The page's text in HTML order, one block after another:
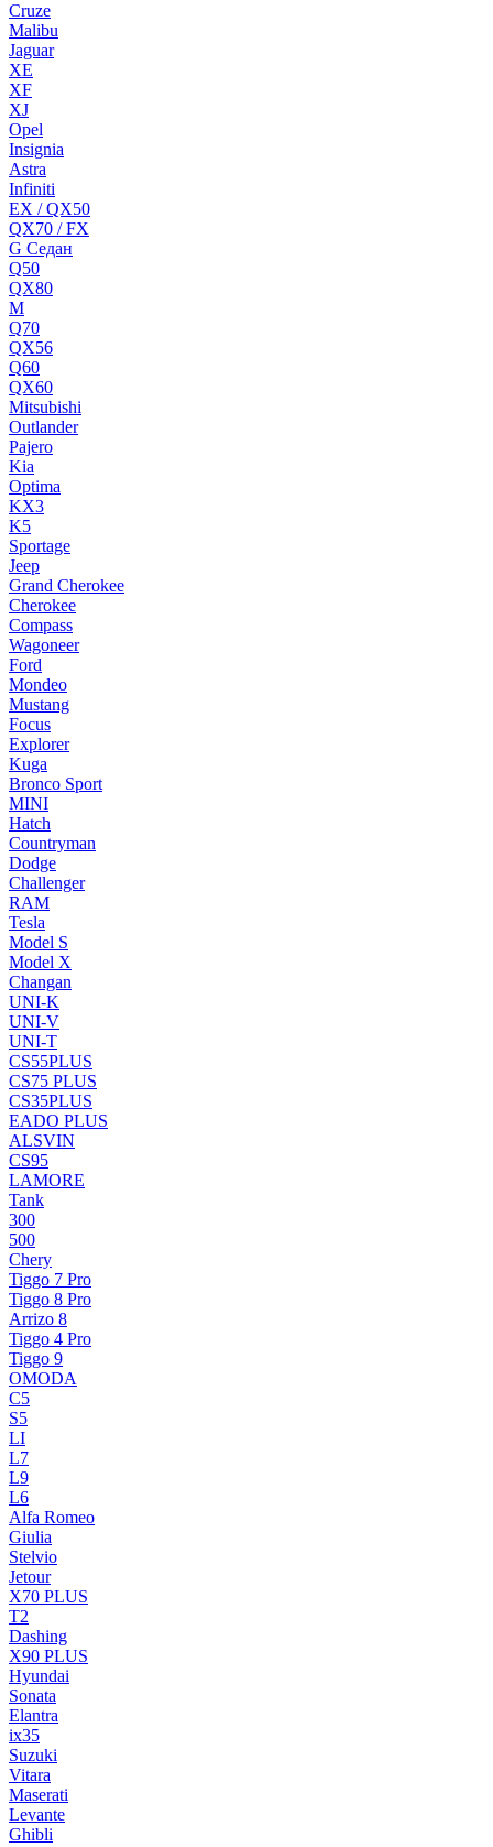
Cruze
Malibu
Jaguar
XE
XF
XJ
Opel
Insignia
Astra
Infiniti
EX / QX50
QX70 / FX
G Cедан
Q50
QX80
M
Q70
QX56
Q60
QX60
Mitsubishi
Outlander
Pajero
Kia
Optima
KX3
K5
Sportage
Jeep
Grand Cherokee
Cherokee
Compass
Wagoneer
Ford
Mondeo
Mustang
Focus
Explorer
Kuga
Bronco Sport
MINI
Hatch
Countryman
Dodge
Challenger
RAM
Tesla
Model S
Model X
Changan
UNI-K
UNI-V
UNI-T
CS55PLUS
CS75 PLUS
CS35PLUS
EADO PLUS
ALSVIN
CS95
LAMORE
Tank
300
500
Chery
Tiggo 7 Pro
Tiggo 8 Pro
Arrizo 8
Tiggo 4 Pro
Tiggo 9
OMODA
C5
S5
LI
L7
L9
L6
Alfa Romeo
Giulia
Stelvio
Jetour
X70 PLUS
T2
Dashing
X90 PLUS
Hyundai
Sonata
Elantra
ix35
Suzuki
Vitara
Maserati
Levante
Ghibli